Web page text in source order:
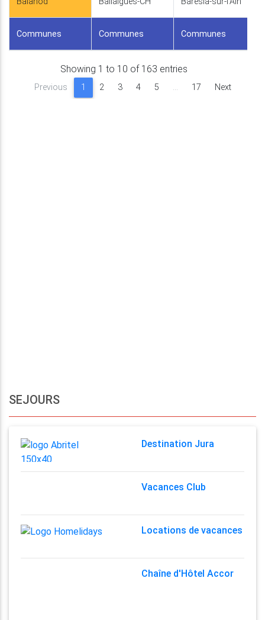
Communes Communes Communes
Showing 1 to 10 of 163 entries
Previous 1 2 3 4 5 … 17 Next
SEJOURS
Destination Jura
Vacances Club
Locations de vacances
Chaîne d'Hôtel Accor